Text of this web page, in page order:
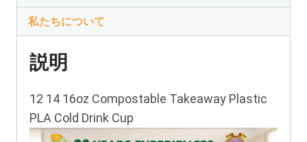
私たちについて
説明
12 14 16oz Compostable Takeaway Plastic
PLA Cold Drink Cup